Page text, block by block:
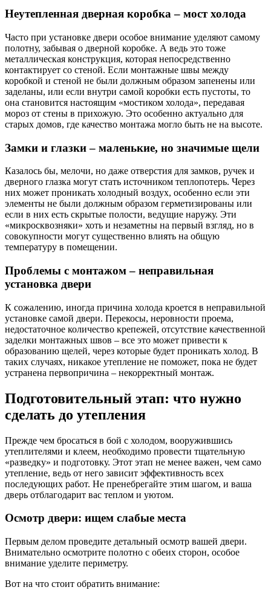
Неутепленная дверная коробка – мост холода
Часто при установке двери особое внимание уделяют самому
полотну, забывая о дверной коробке. А ведь это тоже
металлическая конструкция, которая непосредственно
контактирует со стеной. Если монтажные швы между
коробкой и стеной не были должным образом запенены или
заделаны, или если внутри самой коробки есть пустоты, то
она становится настоящим «мостиком холода», передавая
мороз от стены в прихожую. Это особенно актуально для
старых домов, где качество монтажа могло быть не на высоте.
Замки и глазки – маленькие, но значимые щели
Казалось бы, мелочи, но даже отверстия для замков, ручек и
дверного глазка могут стать источником теплопотерь. Через
них может проникать холодный воздух, особенно если эти
элементы не были должным образом герметизированы или
если в них есть скрытые полости, ведущие наружу. Эти
«микросквозняки» хоть и незаметны на первый взгляд, но в
совокупности могут существенно влиять на общую
температуру в помещении.
Проблемы с монтажом – неправильная
установка двери
К сожалению, иногда причина холода кроется в неправильной
установке самой двери. Перекосы, неровности проема,
недостаточное количество крепежей, отсутствие качественной
заделки монтажных швов – все это может привести к
образованию щелей, через которые будет проникать холод. В
таких случаях, никакое утепление не поможет, пока не будет
устранена первопричина – некорректный монтаж.
Подготовительный этап: что нужно
сделать до утепления
Прежде чем бросаться в бой с холодом, вооружившись
утеплителями и клеем, необходимо провести тщательную
«разведку» и подготовку. Этот этап не менее важен, чем само
утепление, ведь от него зависит эффективность всех
последующих работ. Не пренебрегайте этим шагом, и ваша
дверь отблагодарит вас теплом и уютом.
Осмотр двери: ищем слабые места
Первым делом проведите детальный осмотр вашей двери.
Внимательно осмотрите полотно с обеих сторон, особое
внимание уделите периметру.
Вот на что стоит обратить внимание: